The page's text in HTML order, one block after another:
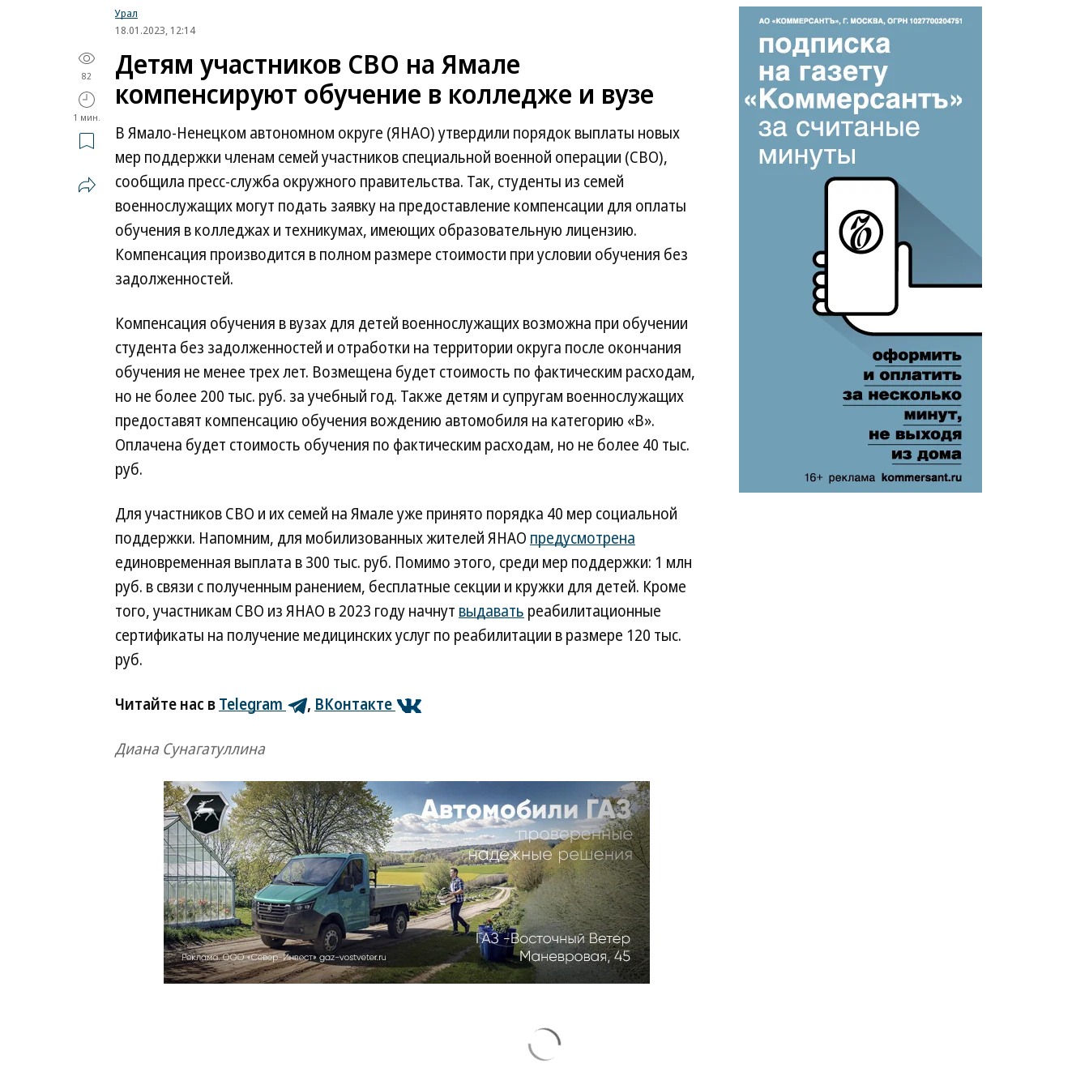
Урал
18.01.2023, 12:14
82
1 мин.
Детям участников СВО на Ямале
компенсируют обучение в колледже и вузе
В Ямало-Ненецком автономном округе (ЯНАО) утвердили порядок выплаты новых
мер поддержки членам семей участников специальной военной операции (СВО),
сообщила пресс-служба окружного правительства. Так, студенты из семей
военнослужащих могут подать заявку на предоставление компенсации для оплаты
обучения в колледжах и техникумах, имеющих образовательную лицензию.
Компенсация производится в полном размере стоимости при условии обучения без
задолженностей.
Компенсация обучения в вузах для детей военнослужащих возможна при обучении
студента без задолженностей и отработки на территории округа после окончания
обучения не менее трех лет. Возмещена будет стоимость по фактическим расходам,
но не более 200 тыс. руб. за учебный год. Также детям и супругам военнослужащих
предоставят компенсацию обучения вождению автомобиля на категорию «В».
Оплачена будет стоимость обучения по фактическим расходам, но не более 40 тыс.
руб.
Для участников СВО и их семей на Ямале уже принято порядка 40 мер социальной
поддержки. Напомним, для мобилизованных жителей ЯНАО предусмотрена
единовременная выплата в 300 тыс. руб. Помимо этого, среди мер поддержки: 1 млн
руб. в связи с полученным ранением, бесплатные секции и кружки для детей. Кроме
того, участникам СВО из ЯНАО в 2023 году начнут выдавать реабилитационные
сертификаты на получение медицинских услуг по реабилитации в размере 120 тыс.
руб.
Читайте нас вTelegram , ВКонтакте
Диана Сунагатуллина